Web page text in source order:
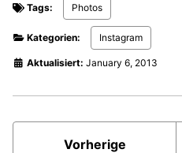
Tags: Photos
Kategorien: Instagram
Aktualisiert: January 6, 2013
Vorherige